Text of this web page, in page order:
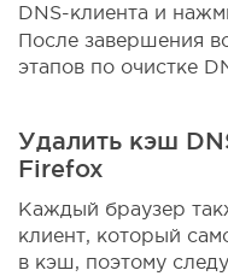
DNS-клиента и
После завершения
этапов по очистке
Удалить кэш
Firefox
Каждый браузер
клиент, который
в кэш, поэтому